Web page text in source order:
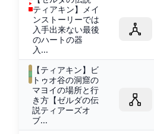
ティアキン】メイ
ンストーリーでは
入手出来ない最後
のハートの器
入...
【ティアキン】ビ
トゥオ谷の洞窟の
マヨイの場所と行
き方【ゼルダの伝
説ティアーズオ
ブ...